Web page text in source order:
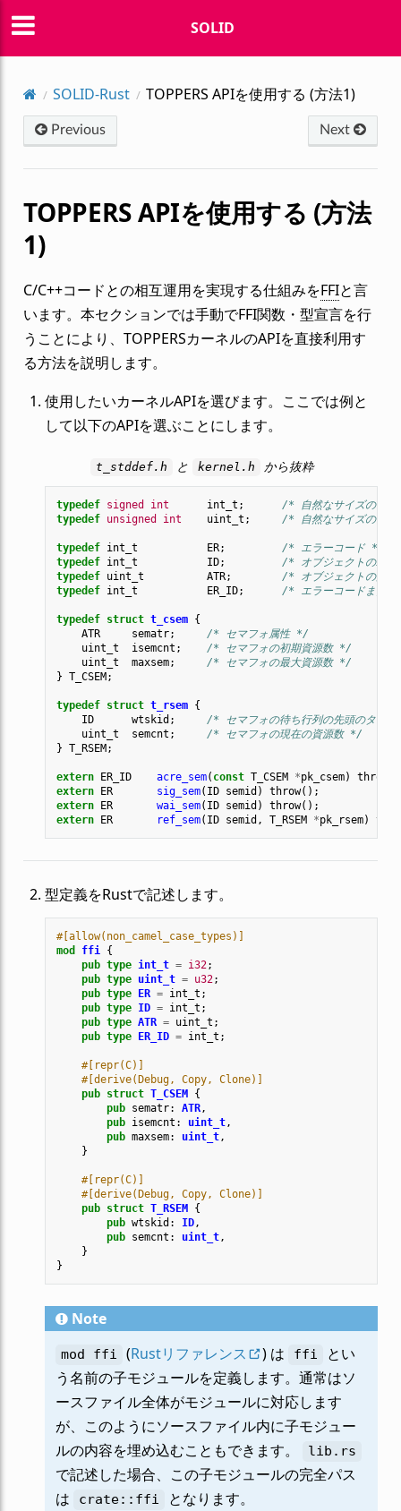
SOLID
SOLID-Rust TOPPERS APIを使用する (方法1)
Previous Next
TOPPERS APIを使用する (方法
1)
C/C++コードとの相互運用を実現する仕組みをFFIと言
います。本セクションでは手動でFFI関数・型宣言を行
うことにより、TOPPERSカーネルのAPIを直接利用す
る方法を説明します。
使用したいカーネルAPIを選びます。ここでは例と
して以下のAPIを選ぶことにします。
t_stddef.h と kernel.h から抜粋
typedef signed int int_t ;
/* 自然なサイズの符
typedef unsigned int uint_t ; /* 自然なサイズの符
typedef int_t ER;
/* エラーコード */
typedef int_t ID;
/* オブジェクトのID
typedef uint_t ATR;
/* オブジェクトの属
typedef int_t ER_ID; /* エラーコードまた
typedef struct t_csem {
ATR
sematr;
/* セマフォ属性 */
uint_t
isemcnt ;
/* セマフォの初期資源数 */
uint_t
maxsem;
/* セマフォの最大資源数 */
} T_CSEM ;
typedef struct t_rsem {
ID
wtskid ;
/* セマフォの待ち行列の先頭のタス
uint_t
semcnt ;
/* セマフォの現在の資源数 */
} T_RSEM ;
extern ER_ID acre_sem( const T_CSEM *pk_csem) throw
extern
ER sig_sem( ID semid ) throw();
extern
ER wai_sem( ID semid ) throw();
extern
ER ref_sem( ID semid , T_RSEM *pk_rsem)
型定義をRustで記述します。
#[allow(non_camel_case_types)]
mod
ffi {
pub type int_t = i32;
pub type uint_t = u32;
pub type ER = int_t ;
pub type ID = int_t ;
pub type ATR = uint_t ;
pub type ER_ID = int_t ;
#[repr(C)]
#[derive(Debug, Copy, Clone)]
pub struct T_CSEM
{
pub sematr: ATR,
pub isemcnt : uint_t,
pub maxsem: uint_t,
}
#[repr(C)]
#[derive(Debug, Copy, Clone)]
pub struct T_RSEM
{
pub wtskid : ID,
pub semcnt : uint_t,
}
}
Note
mod ffi (Rustリファレンス ) は ffi
とい
う名前の子モジュールを定義します。通常はソ
ースファイル全体がモジュールに対応します
が、このようにソースファイル内に子モジュー
ルの内容を埋め込むこともできます。
lib.rs
で記述した場合、この子モジュールの完全パス
は
crate::ffi となります。